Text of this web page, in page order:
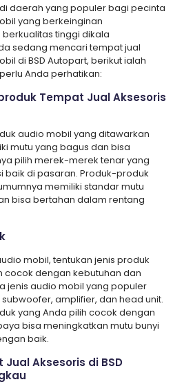
daerah yang populer bagi pecinta
yang berkeinginan
tinggi dikala
sedang mencari tempat jual
di BSD Autopart, berikut ialah
Anda perhatikan:
Tempat Jual Aksesoris
audio mobil yang ditawarkan
mutu yang bagus dan bisa
pilih merek-merek tenar yang
baik di pasaran. Produk-produk
memiliki standar mutu
bisa bertahan dalam rentang
mobil, tentukan jenis produk
cocok dengan kebutuhan dan
jenis audio mobil yang populer
amplifier, dan head unit.
yang Anda pilih cocok dengan
bisa meningkatkan mutu bunyi
baik.
Aksesoris di BSD